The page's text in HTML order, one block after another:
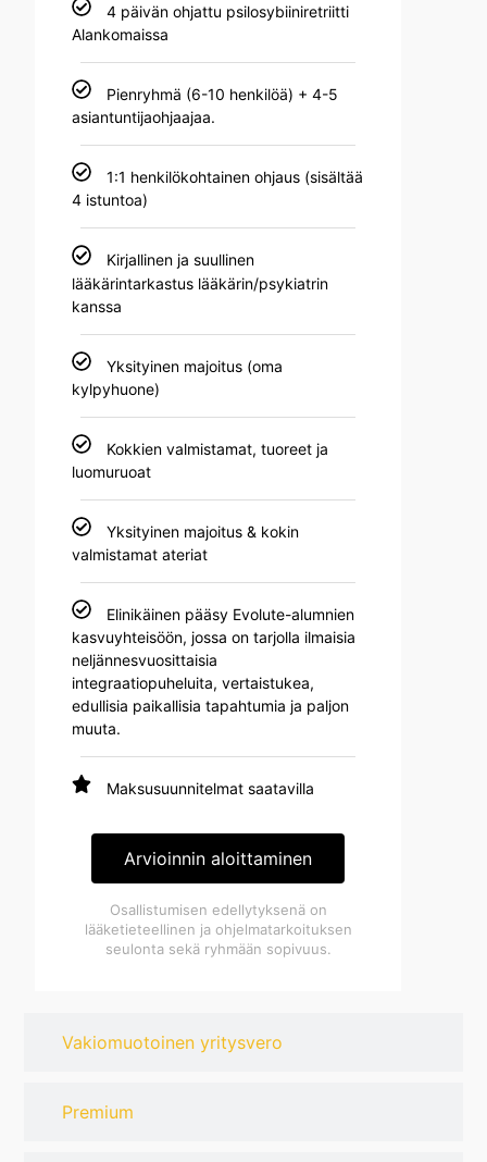
Vakiomuotoinen yritysvero
Premium
4 päivän ohjattu psilosybiiniretriitti
Alankomaissa
Pienryhmä (6-10 henkilöä) + 4-5
asiantuntijaohjaajaa.
1:1 henkilökohtainen ohjaus (sisältää
4 istuntoa)
Kirjallinen ja suullinen
lääkärintarkastus lääkärin/psykiatrin
kanssa
Yksityinen majoitus (oma
kylpyhuone)
Kokkien valmistamat, tuoreet ja
luomuruoat
Yksityinen majoitus & kokin
valmistamat ateriat
Elinikäinen pääsy Evolute-alumnien
kasvuyhteisöön, jossa on tarjolla ilmaisia
neljännesvuosittaisia
integraatiopuheluita, vertaistukea,
edullisia paikallisia tapahtumia ja paljon
muuta.
Maksusuunnitelmat saatavilla
Arvioinnin aloittaminen
Osallistumisen edellytyksenä on
lääketieteellinen ja ohjelmatarkoituksen
seulonta sekä ryhmään sopivuus.